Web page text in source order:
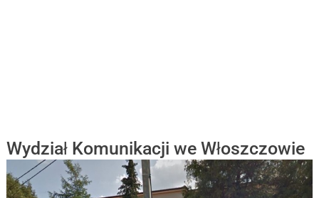
Wydział Komunikacji we Włoszczowie